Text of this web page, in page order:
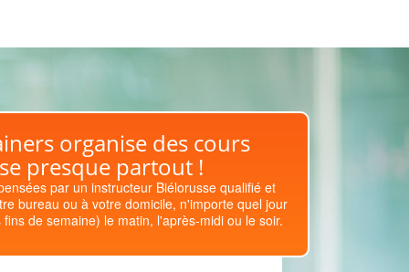
organise des cours
presque partout !
par un instructeur Biélorusse qualifié et
bureau ou à votre domicile, n'importe quel jour
de semaine) le matin, l'après-midi ou le soir.